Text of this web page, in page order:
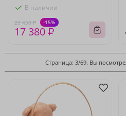
В наличии
20 450 ₽ -15%
17 380 ₽
Страница: 3/69. Вы